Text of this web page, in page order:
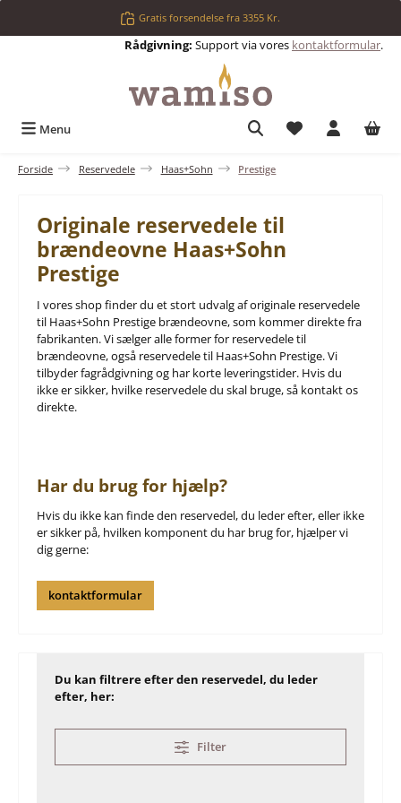
Gratis forsendelse fra 3355 Kr.
Rådgivning: Support via vores kontaktformular.
Menu Du har 0
Forside Reservedele Haas+Sohn Prestige
Originale reservedele til
brændeovne Haas+Sohn
Prestige
I vores shop finder du et stort udvalg af originale reservedele
til Haas+Sohn Prestige brændeovne, som kommer direkte fra
fabrikanten. Vi sælger alle former for reservedele til
brændeovne, også reservedele til Haas+Sohn Prestige. Vi
tilbyder fagrådgivning og har korte leveringstider. Hvis du
ikke er sikker, hvilke reservedele du skal bruge, så kontakt os
direkte.
Har du brug for hjælp?
Hvis du ikke kan finde den reservedel, du leder efter, eller ikke
er sikker på, hvilken komponent du har brug for, hjælper vi
dig gerne:
kontaktformular
Du kan filtrere efter den reservedel, du leder
efter, her:
Filter